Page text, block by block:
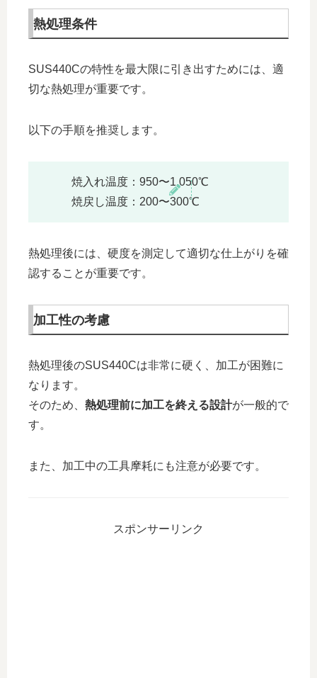
熱処理条件
SUS440Cの特性を最大限に引き出すためには、適
切な熱処理が重要です。
以下の手順を推奨します。
焼入れ温度：950〜1,050℃
焼戻し温度：200〜300℃
熱処理後には、硬度を測定して適切な仕上がりを確
認することが重要です。
加工性の考慮
熱処理後のSUS440Cは非常に硬く、加工が困難に
なります。
そのため、 熱処理前に加工を終える設計が一般的で
す。
また、加工中の工具摩耗にも注意が必要です。
スポンサーリンク